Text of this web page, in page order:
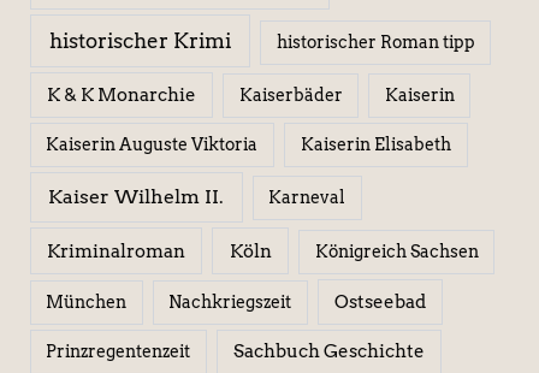
historischer Krimi historischer Roman tipp
K & K Monarchie Kaiserbäder Kaiserin
Kaiserin Auguste Viktoria Kaiserin Elisabeth
Kaiser Wilhelm II. Karneval
Kriminalroman Köln Königreich Sachsen
München Nachkriegszeit Ostseebad
Prinzregentenzeit Sachbuch Geschichte